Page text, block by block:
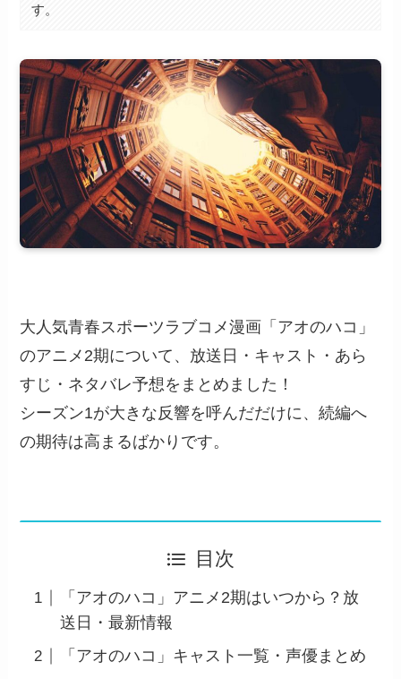
す。
大人気青春スポーツラブコメ漫画「アオのハコ」
のアニメ2期について、放送日・キャスト・あら
すじ・ネタバレ予想をまとめました！
シーズン1が大きな反響を呼んだだけに、続編へ
の期待は高まるばかりです。
目次
「アオのハコ」アニメ2期はいつから？放
送日・最新情報
「アオのハコ」キャスト一覧・声優まとめ